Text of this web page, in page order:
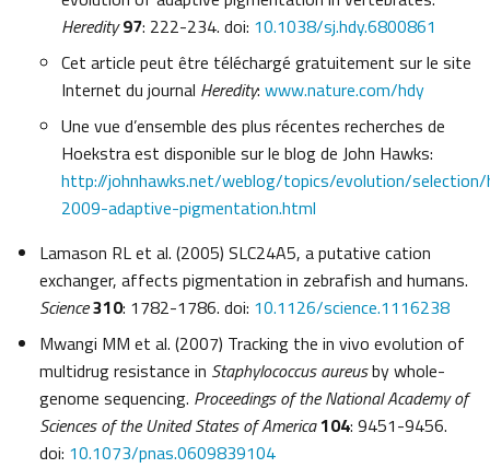
Heredity 97: 222-234. doi: 10.1038/sj.hdy.6800861
Cet article peut être téléchargé gratuitement sur le site
Internet du journal Heredity: www.nature.com/hdy
Une vue d’ensemble des plus récentes recherches de
Hoekstra est disponible sur le blog de John Hawks:
http://johnhawks.net/weblog/topics/evolution/
2009-adaptive-pigmentation.html
Lamason RL et al. (2005) SLC24A5, a putative cation
exchanger, affects pigmentation in zebrafish and humans.
Science310: 1782-1786. doi: 10.1126/science.1116238
Mwangi MM et al. (2007) Tracking the in vivo evolution of
multidrug resistance in Staphylococcus aureusby whole-
genome sequencing. Proceedings of the National Academy of
Sciences of the United States of America104: 9451-9456.
doi: 10.1073/pnas.0609839104